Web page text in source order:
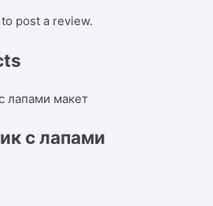
to post a review.
с лапами